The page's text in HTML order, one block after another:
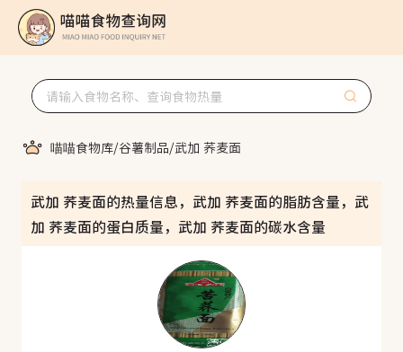
喵喵食物库/谷薯制品/武加 荞麦面
武加 荞麦面的热量信息，武加 荞麦面的脂肪含量，武
加 荞麦面的蛋白质量，武加 荞麦面的碳水含量